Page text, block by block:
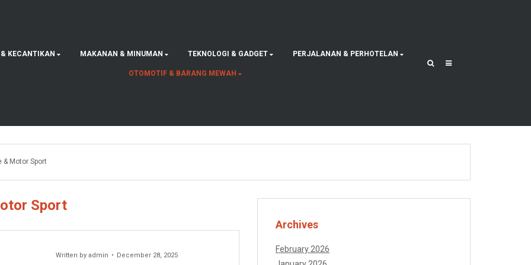
KECANTIKAN MAKANAN & MINUMAN TEKNOLOGI & GADGET PERJALANAN & PERHOTELAN
OTOMOTIF & BARANG MEWAH
& Motor Sport
Sport
Written byadmin December 28, 2025
Archives
February 2026